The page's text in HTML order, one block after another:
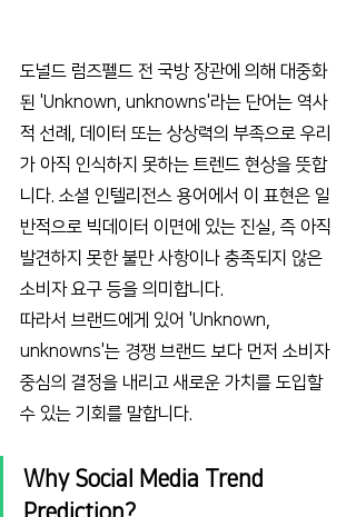
도널드 럼즈펠드 전 국방 장관에 의해 대중화
된 'Unknown, unknowns'라는 단어는 역사
적 선례, 데이터 또는 상상력의 부족으로 우리
가 아직 인식하지 못하는 트렌드 현상을 뜻합
니다. 소셜 인텔리전스 용어에서 이 표현은 일
반적으로 빅데이터 이면에 있는 진실, 즉 아직
발견하지 못한 불만 사항이나 충족되지 않은
소비자 요구 등을 의미합니다.
따라서 브랜드에게 있어 'Unknown,
unknowns'는 경쟁 브랜드 보다 먼저 소비자
중심의 결정을 내리고 새로운 가치를 도입할
수 있는 기회를 말합니다.
Why Social Media Trend